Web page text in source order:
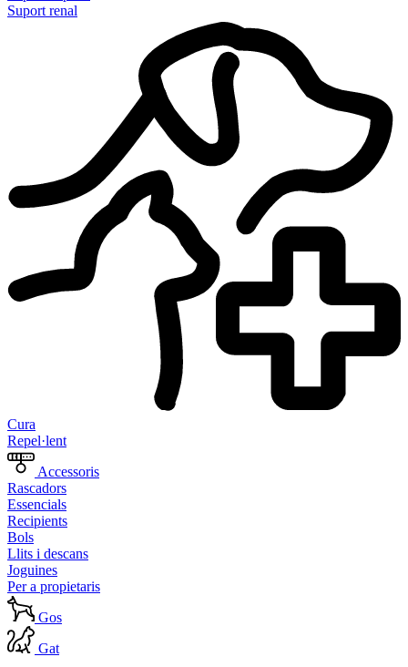
Suport renal
Cura
Repel·lent
Accessoris
Rascadors
Essencials
Recipients
Bols
Llits i descans
Joguines
Per a propietaris
Gos
Gat